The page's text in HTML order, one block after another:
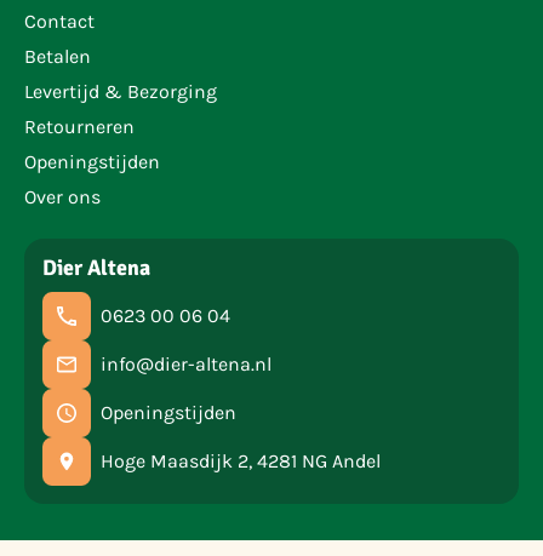
Contact
Betalen
Levertijd & Bezorging
Retourneren
Openingstijden
Over ons
Dier Altena
0623 00 06 04
info@dier-altena.nl
Openingstijden
Hoge Maasdijk 2, 4281 NG Andel